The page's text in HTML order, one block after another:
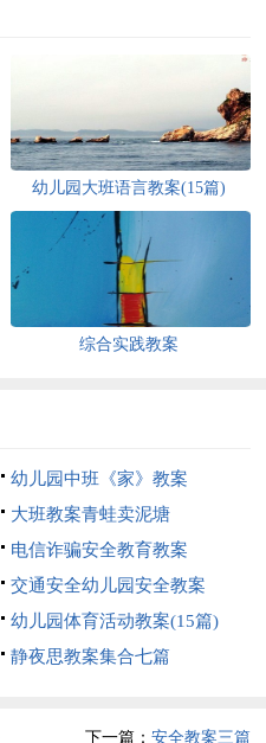
幼儿园大班语言教案(15篇)
综合实践教案
幼儿园中班《家》教案
大班教案青蛙卖泥塘
电信诈骗安全教育教案
交通安全幼儿园安全教案
幼儿园体育活动教案(15篇)
静夜思教案集合七篇
下一篇： 安全教案三篇